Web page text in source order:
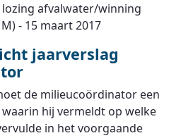
afvalwater/winning
- 15 maart 2017
jaarverslag
de milieucoördinator een
hij vermeldt op welke
in het voorgaande